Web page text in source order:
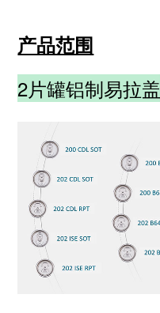
产品范围
2片罐铝制易拉盖